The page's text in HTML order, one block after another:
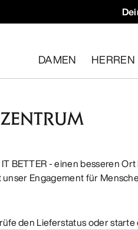
Tage auf dem Trail.
Du kannst rücknahmefähige
DAMEN HERREN
BETTER - einen besseren
Engagement für
den Lieferstatus oder starte